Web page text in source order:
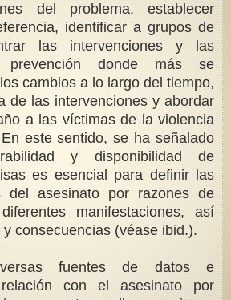
del problema, establecer
identificar a grupos de
las intervenciones y las
prevención donde más se
cambios a lo largo del tiempo,
de las intervenciones y abordar
a las víctimas de la violencia
este sentido, se ha señalado
y disponibilidad de
es esencial para definir las
del asesinato por razones de
manifestaciones, así
consecuencias (véase ibid.).
fuentes de datos e
con el asesinato por